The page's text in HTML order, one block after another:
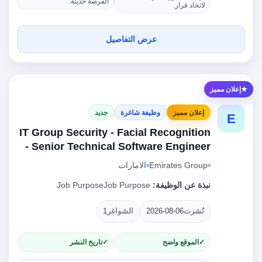
لاتخاذ قرار.
عرض التفاصيل
إعلان مميز
E إعلان مميز وظيفة شاغرة جديد
IT Group Security - Facial Recognition
- Senior Technical Software Engineer
Emirates Group الامارات
نبذة عن الوظيفة:
نُشرت2026-08-06 الشواغر 1
الموقع واضح تاريخ النشر